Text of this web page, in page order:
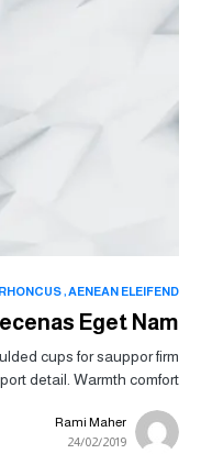
AENEAN ELEIFEND
RHONCUS
Eget Nam
cups for sauppor firm
detail. Warmth comfort…
Rami Maher
24/02/2019